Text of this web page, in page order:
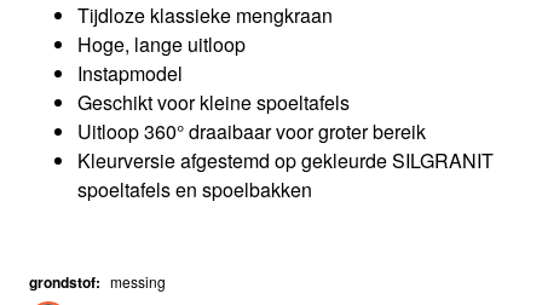
Tijdloze klassieke mengkraan
Hoge, lange uitloop
Instapmodel
Geschikt voor kleine spoeltafels
Uitloop 360° draaibaar voor groter bereik
Kleurversie afgestemd op gekleurde SILGRANIT
spoeltafels en spoelbakken
grondstof: messing